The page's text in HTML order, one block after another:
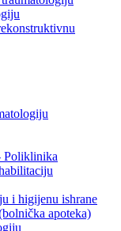
Poliklinika
i higijenu ishrane
apoteka)